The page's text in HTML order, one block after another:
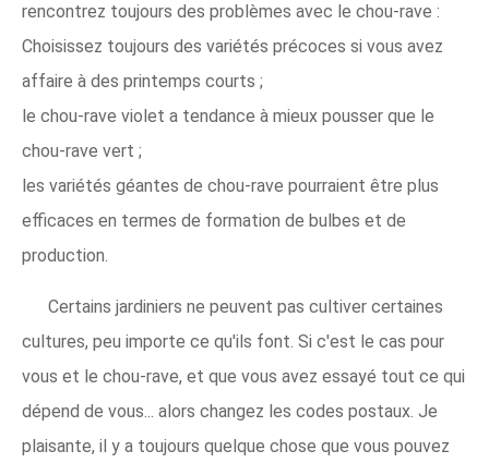
rencontrez toujours des problèmes avec le chou-rave :
Choisissez toujours des variétés précoces si vous avez
affaire à des printemps courts ;
le chou-rave violet a tendance à mieux pousser que le
chou-rave vert ;
les variétés géantes de chou-rave pourraient être plus
efficaces en termes de formation de bulbes et de
production.
Certains jardiniers ne peuvent pas cultiver certaines
cultures, peu importe ce qu'ils font. Si c'est le cas pour
vous et le chou-rave, et que vous avez essayé tout ce qui
dépend de vous... alors changez les codes postaux. Je
plaisante, il y a toujours quelque chose que vous pouvez